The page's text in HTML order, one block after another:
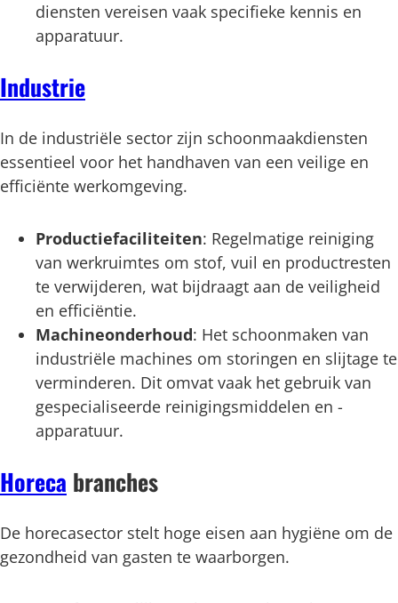
diensten vereisen vaak specifieke kennis en
apparatuur.
Industrie
In de industriële sector zijn schoonmaakdiensten
essentieel voor het handhaven van een veilige en
efficiënte werkomgeving.
Productiefaciliteiten: Regelmatige reiniging
van werkruimtes om stof, vuil en productresten
te verwijderen, wat bijdraagt aan de veiligheid
en efficiëntie.
Machineonderhoud: Het schoonmaken van
industriële machines om storingen en slijtage te
verminderen. Dit omvat vaak het gebruik van
gespecialiseerde reinigingsmiddelen en -
apparatuur.
Horeca branches
De horecasector stelt hoge eisen aan hygiëne om de
gezondheid van gasten te waarborgen.